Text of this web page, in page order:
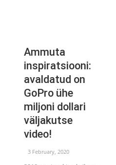
Ammuta
inspiratsiooni:
avaldatud on
GoPro ühe
miljoni dollari
väljakutse
video!
3 February, 2020